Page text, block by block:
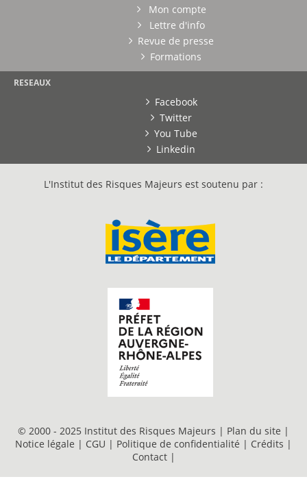
Mon compte
Lettre d'info
Revue de presse
Formations
RESEAUX
Facebook
Twitter
You Tube
Linkedin
L'Institut des Risques Majeurs est soutenu par :
© 2000 - 2025 Institut des Risques Majeurs | Plan du site |
Notice légale | CGU | Politique de confidentialité | Crédits |
Contact |